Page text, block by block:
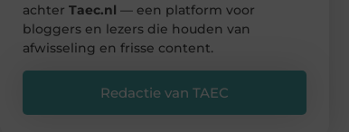
achter Taec.nl — een platform voor
bloggers en lezers die houden van
afwisseling en frisse content.
Redactie van TAEC